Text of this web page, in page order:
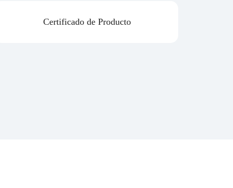
Certificado de Producto